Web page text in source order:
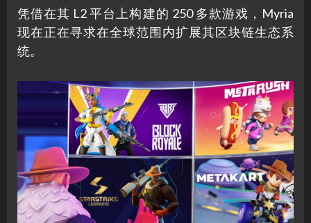
凭借在其 L2 平台上构建的 250 多款游戏，Myria
现在正在寻求在全球范围内扩展其区块链生态系
统。